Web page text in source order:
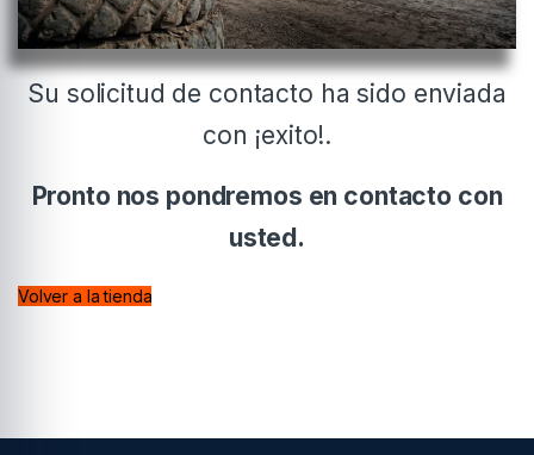
Su solicitud de contacto ha sido enviada
con ¡exito!.
Pronto nos pondremos en contacto con
usted.
Volver a la tienda